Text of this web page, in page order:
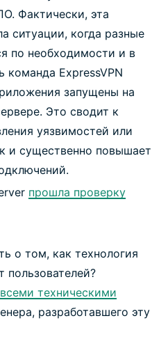
Фактически, эта
ситуации, когда разные
по необходимости и в
команда ExpressVPN
запущены на
Это сводит к
уязвимостей или
и существенно повышает
прошла проверку
о том, как технология
техническими
разработавшего эту